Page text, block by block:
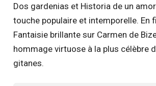
Dos gardenias et Historia de un
touche populaire et intemporelle. En
Fantaisie brillante sur Carmen de
hommage virtuose à la plus célèbre
gitanes.